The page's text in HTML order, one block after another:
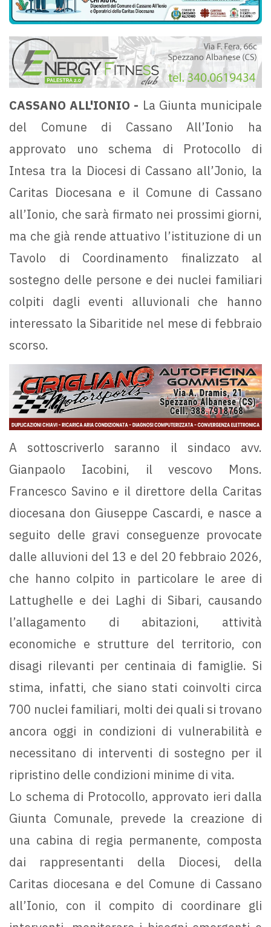
CASSANO ALL'IONIO - La Giunta municipale
del Comune di Cassano All’Ionio ha
approvato uno schema di Protocollo di
Intesa tra la Diocesi di Cassano all’Jonio, la
Caritas Diocesana e il Comune di Cassano
all’Ionio, che sarà firmato nei prossimi giorni,
ma che già rende attuativo l’istituzione di un
Tavolo di Coordinamento finalizzato al
sostegno delle persone e dei nuclei familiari
colpiti dagli eventi alluvionali che hanno
interessato la Sibaritide nel mese di febbraio
scorso.
A sottoscriverlo saranno il sindaco avv.
Gianpaolo Iacobini, il vescovo Mons.
Francesco Savino e il direttore della Caritas
diocesana don Giuseppe Cascardi, e nasce a
seguito delle gravi conseguenze provocate
dalle alluvioni del 13 e del 20 febbraio 2026,
che hanno colpito in particolare le aree di
Lattughelle e dei Laghi di Sibari, causando
l’allagamento di abitazioni, attività
economiche e strutture del territorio, con
disagi rilevanti per centinaia di famiglie. Si
stima, infatti, che siano stati coinvolti circa
700 nuclei familiari, molti dei quali si trovano
ancora oggi in condizioni di vulnerabilità e
necessitano di interventi di sostegno per il
ripristino delle condizioni minime di vita.
Lo schema di Protocollo, approvato ieri dalla
Giunta Comunale, prevede la creazione di
una cabina di regia permanente, composta
dai rappresentanti della Diocesi, della
Caritas diocesana e del Comune di Cassano
all’Ionio, con il compito di coordinare gli